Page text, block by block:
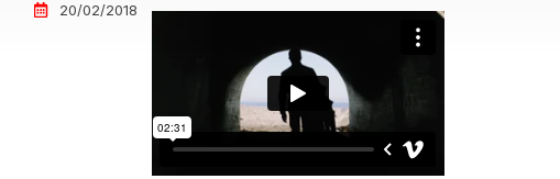
20/02/2018